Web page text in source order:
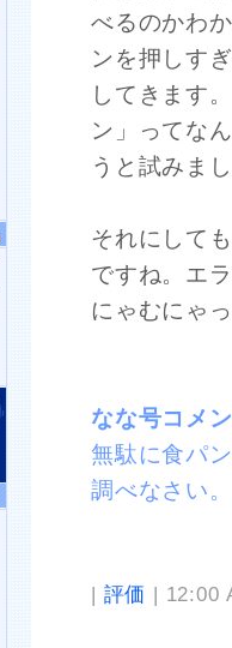
べるのかわ
ンを押しす
してきます
ン」ってな
うと試みま
それにして
ですね。エ
にゃむにゃ
なな号コ
無駄に食パ
調べなさい。
| 評価 | 12:00